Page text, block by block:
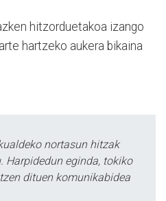
hitzorduetakoa izango
hartzeko aukera bikaina
nortasun hitzak
Harpidedun eginda, tokiko
dituen komunikabidea